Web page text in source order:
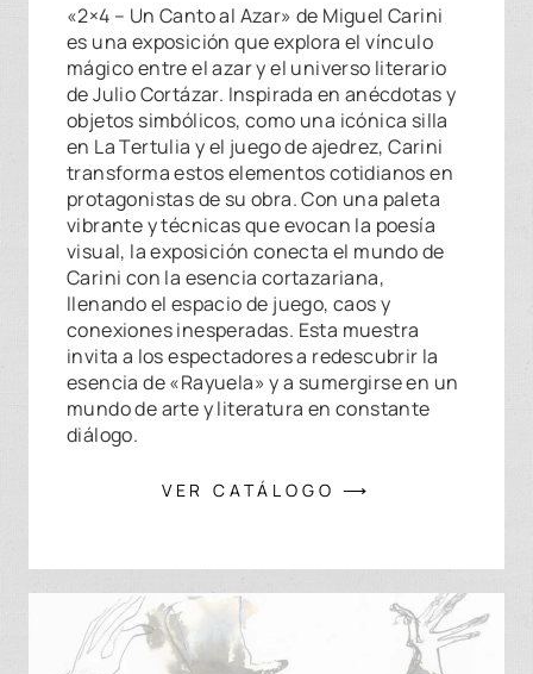
«2×4 – Un Canto al Azar» de Miguel Carini
es una exposición que explora el vínculo
mágico entre el azar y el universo literario
de Julio Cortázar. Inspirada en anécdotas y
objetos simbólicos, como una icónica silla
en La Tertulia y el juego de ajedrez, Carini
transforma estos elementos cotidianos en
protagonistas de su obra. Con una paleta
vibrante y técnicas que evocan la poesía
visual, la exposición conecta el mundo de
Carini con la esencia cortazariana,
llenando el espacio de juego, caos y
conexiones inesperadas. Esta muestra
invita a los espectadores a redescubrir la
esencia de «Rayuela» y a sumergirse en un
mundo de arte y literatura en constante
diálogo.
VER CATÁLOGO ⟶